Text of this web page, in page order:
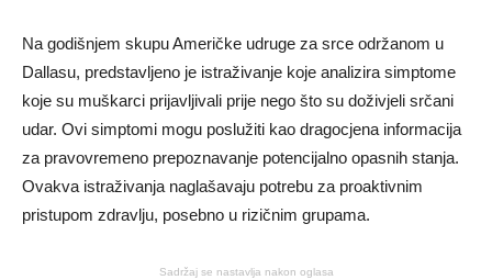
Na godišnjem skupu Američke udruge za srce održanom u
Dallasu, predstavljeno je istraživanje koje analizira simptome
koje su muškarci prijavljivali prije nego što su doživjeli srčani
udar. Ovi simptomi mogu poslužiti kao dragocjena informacija
za pravovremeno prepoznavanje potencijalno opasnih stanja.
Ovakva istraživanja naglašavaju potrebu za proaktivnim
pristupom zdravlju, posebno u rizičnim grupama.
Sadržaj se nastavlja nakon oglasa